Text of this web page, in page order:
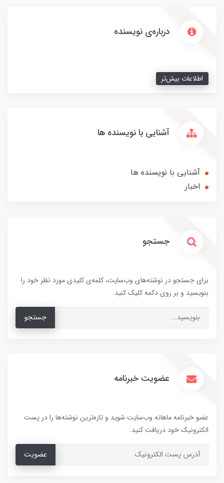
درباره‌ی نویسنده
اطلاعات بیش‌تر
آشنایی با نویسنده ها
آشنایی با نویسنده ها
اخبار
جستجو
برای جستجو در نوشته‌های وب‌سایت، کلمه‌ی کلیدی مورد نظر خود را
بنویسید و بر روی دکمه کلیک کنید.
جستجو
عضویت خبرنامه
عضو خبرنامه ماهانه وب‌سایت شوید و تازه‌ترین نوشته‌ها را در پست
الکترونیک خود دریافت کنید.
عضویت